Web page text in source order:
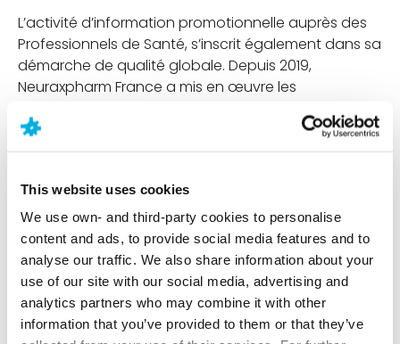
This website uses cookies
We use own- and third-party cookies to personalise
content and ads, to provide social media features and to
analyse our traffic. We also share information about your
use of our site with our social media, advertising and
analytics partners who may combine it with other
information that you’ve provided to them or that they’ve
L’activité d’information promotionnelle auprès des
Professionnels de Santé, s’inscrit également dans sa
démarche de qualité globale. Depuis 2019,
Neuraxpharm France a mis en œuvre les
démarchage ou prospection visant à la promotion
Téléchargement
Accéder à la Charte de
l’Information Promotionnelle
TéléchargementAccéder à la Politique Qualité
NEURAXPHARM France
TéléchargementAccéder au Certificat pour
l’activité d’information par démarchage ou
prospection visant à la promotion des